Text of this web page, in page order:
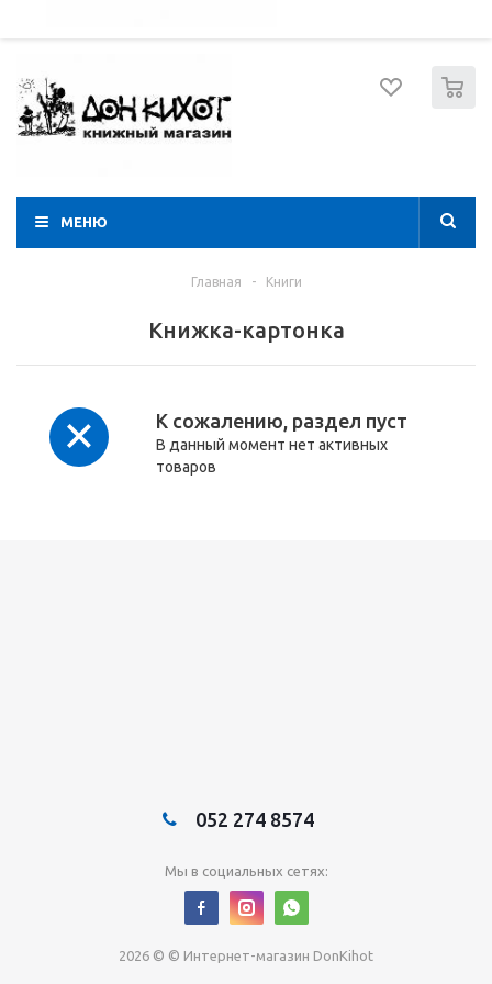
МЕНЮ
Главная - Книги
Книжка-картонка
К сожалению, раздел пуст
В данный момент нет активных
товаров
052 274 8574
Мы в социальных сетях:
2026 © © Интернет-магазин DonKihot